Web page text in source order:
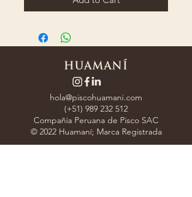
hola@piscohuamani.com
(+51) 989 232 512
Compañía Peruana de Pisco SAC
© 2022 Huamaní; Marca Registrada